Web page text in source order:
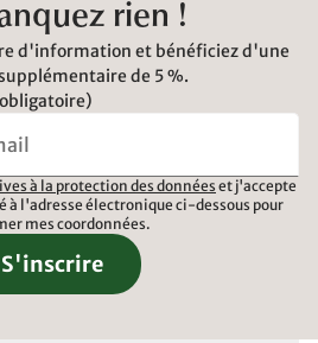
rien !
d'information et bénéficiez d'une
de 5 %.
à la protection des données et j'accepte
à l'adresse électronique ci-dessous pour
mes coordonnées.
S'inscrire